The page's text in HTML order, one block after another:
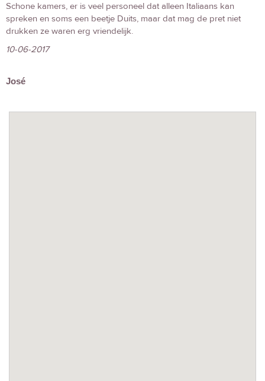
Schone kamers, er is veel personeel dat alleen Italiaans kan
spreken en soms een beetje Duits, maar dat mag de pret niet
drukken ze waren erg vriendelijk.
10-06-2017
José